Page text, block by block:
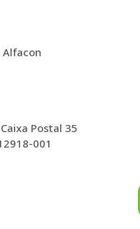
Alfacon
Postal 35
001